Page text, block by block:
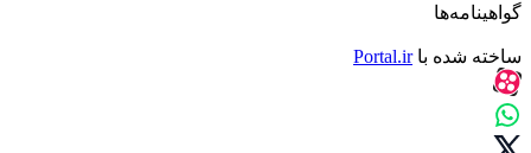
گواهینامه‌ها
ساخته شده باPortal.ir